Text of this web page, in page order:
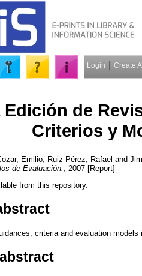
Login Create
Edición de
Criterios y
Emilio Ruiz-Pérez, Rafael and
de Evaluación.
, 2007 [Report]
from this repository.
criteria and evaluation